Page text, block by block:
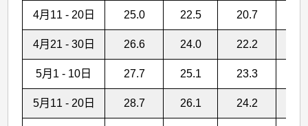
4月11 - 20日 25.0 22.5 20.7
4月21 - 30日 26.6 24.0 22.2
5月1 - 10日 27.7 25.1 23.3
5月11 - 20日 28.7 26.1 24.2